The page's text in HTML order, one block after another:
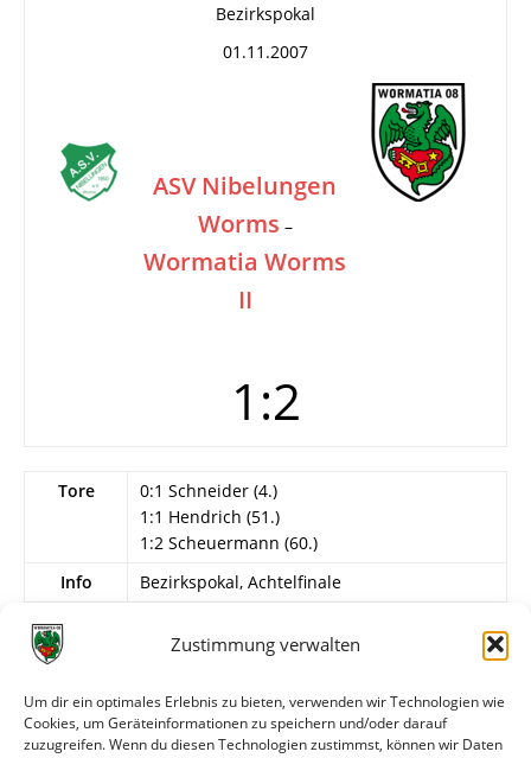
Zustimmung verwalten
Um dir ein optimales Erlebnis zu bieten, verwenden wir Technologien wie
Cookies, um Geräteinformationen zu speichern und/oder darauf
zuzugreifen. Wenn du diesen Technologien zustimmst, können wir Daten
Bezirkspokal
01.11.2007
ASV Nibelungen
Worms –
Wormatia Worms
II
1:2
Tore
0:1 Schneider (4.)
1:1 Hendrich (51.)
1:2 Scheuermann (60.)
Info
Bezirkspokal, Achtelfinale
Weitere Daten
Alle bisherigen Partien der beiden Mannschaften
anzeigen